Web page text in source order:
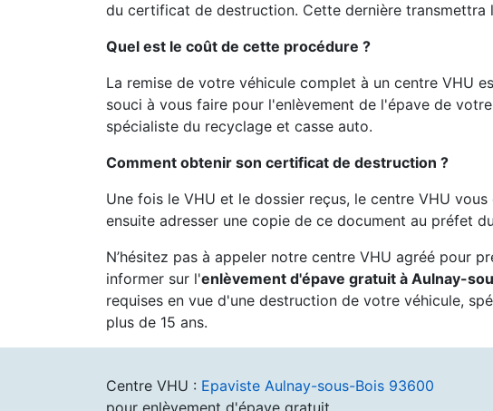
du certificat de destruction. Cette dernière transmettra
Quel est le coût de cette procédure ?
La remise de votre véhicule complet à un centre VHU
souci à vous faire pour l'enlèvement de l'épave de
spécialiste du recyclage et casse auto.
Comment obtenir son certificat de destruction ?
Une fois le VHU et le dossier reçus, le centre VHU
ensuite adresser une copie de ce document au préfet
N’hésitez pas à appeler notre centre VHU agréé pour
informer sur l'enlèvement d'épave gratuit à Aulnay-
requises en vue d'une destruction de votre véhicule,
plus de 15 ans.
Centre VHU : Epaviste Aulnay-sous-Bois 93600
pour enlèvement d'épave gratuit